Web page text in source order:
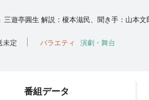
三遊亭圓生 解説：榎本滋民、聞き手：山本文
未定 バラエティ 演劇・舞台
番組データ